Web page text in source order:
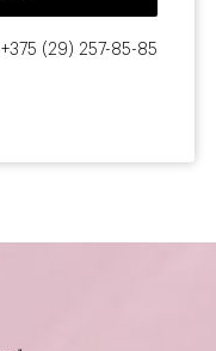
+375 (29) 257-85-85